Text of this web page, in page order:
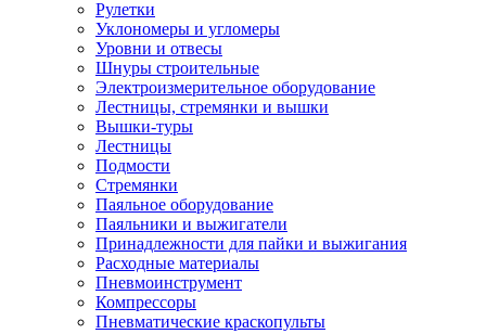
Рулетки
Уклономеры и угломеры
Уровни и отвесы
Шнуры строительные
Электроизмерительное оборудование
Лестницы, стремянки и вышки
Вышки-туры
Лестницы
Подмости
Стремянки
Паяльное оборудование
Паяльники и выжигатели
Принадлежности для пайки и выжигания
Расходные материалы
Пневмоинструмент
Компрессоры
Пневматические краскопульты